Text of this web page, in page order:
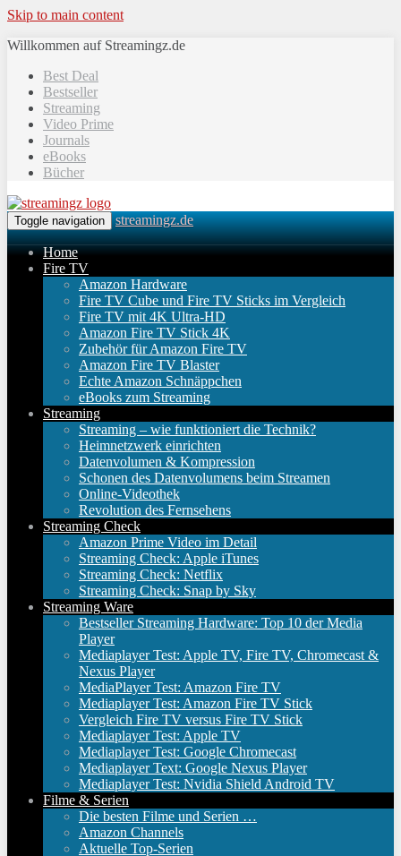
Skip to main content
Willkommen auf Streamingz.de
Best Deal
Bestseller
Streaming
Video Prime
Journals
eBooks
Bücher
Toggle navigation streamingz.de
Home
Fire TV
Amazon Hardware
Fire TV Cube und Fire TV Sticks im Vergleich
Fire TV mit 4K Ultra-HD
Amazon Fire TV Stick 4K
Zubehör für Amazon Fire TV
Amazon Fire TV Blaster
Echte Amazon Schnäppchen
eBooks zum Streaming
Streaming
Streaming – wie funktioniert die Technik?
Heimnetzwerk einrichten
Datenvolumen & Kompression
Schonen des Datenvolumens beim Streamen
Online-Videothek
Revolution des Fernsehens
Streaming Check
Amazon Prime Video im Detail
Streaming Check: Apple iTunes
Streaming Check: Netflix
Streaming Check: Snap by Sky
Streaming Ware
Bestseller Streaming Hardware: Top 10 der Media
Player
Mediaplayer Test: Apple TV, Fire TV, Chromecast &
Nexus Player
MediaPlayer Test: Amazon Fire TV
Mediaplayer Test: Amazon Fire TV Stick
Vergleich Fire TV versus Fire TV Stick
Mediaplayer Test: Apple TV
Mediaplayer Test: Google Chromecast
Mediaplayer Text: Google Nexus Player
Mediaplayer Test: Nvidia Shield Android TV
Filme & Serien
Die besten Filme und Serien …
Amazon Channels
Aktuelle Top-Serien